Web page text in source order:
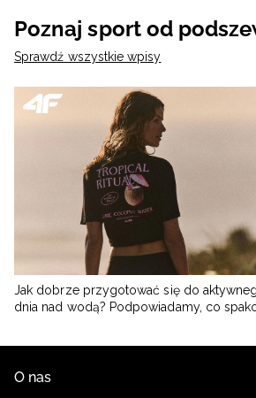
Poznaj sport od
Sprawdź wszystkie wpisy
Jak dobrze przygotować się do
dnia nad wodą? Podpowiadamy, co
O nas